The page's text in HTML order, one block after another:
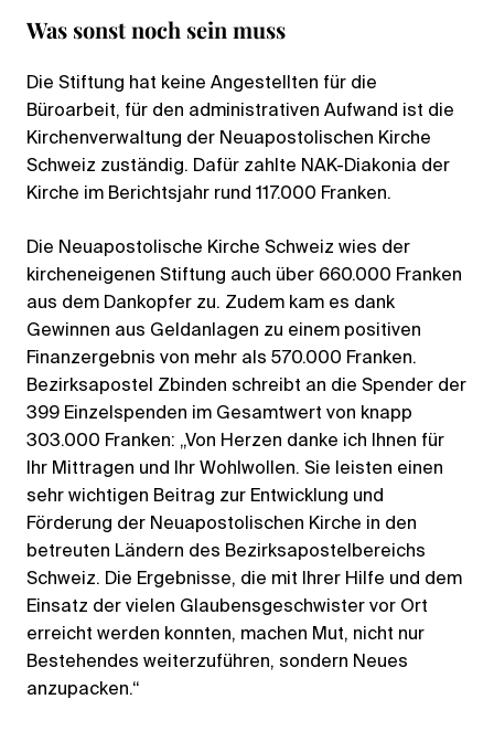
Was sonst noch sein muss
Die Stiftung hat keine Angestellten für die
Büroarbeit, für den administrativen Aufwand ist die
Kirchenverwaltung der Neuapostolischen Kirche
Schweiz zuständig. Dafür zahlte NAK-Diakonia der
Kirche im Berichtsjahr rund 117.000 Franken.
Die Neuapostolische Kirche Schweiz wies der
kircheneigenen Stiftung auch über 660.000 Franken
aus dem Dankopfer zu. Zudem kam es dank
Gewinnen aus Geldanlagen zu einem positiven
Finanzergebnis von mehr als 570.000 Franken.
Bezirksapostel Zbinden schreibt an die Spender der
399 Einzelspenden im Gesamtwert von knapp
303.000 Franken: „Von Herzen danke ich Ihnen für
Ihr Mittragen und Ihr Wohlwollen. Sie leisten einen
sehr wichtigen Beitrag zur Entwicklung und
Förderung der Neuapostolischen Kirche in den
betreuten Ländern des Bezirksapostelbereichs
Schweiz. Die Ergebnisse, die mit Ihrer Hilfe und dem
Einsatz der vielen Glaubensgeschwister vor Ort
erreicht werden konnten, machen Mut, nicht nur
Bestehendes weiterzuführen, sondern Neues
anzupacken.“